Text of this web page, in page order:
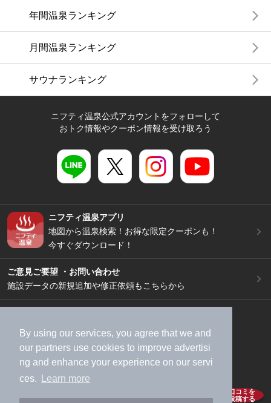
By using our services, you agree that we and
our partners use cookies to improve advertisi
ng and enhance your experience on our servi
ces.
Learn more
口コミを
投稿する
年間温泉ランキング
月間温泉ランキング
サウナランキング
ニフティ温泉公式アカウントをフォローして
おトク情報やクーポン情報を受け取ろう
ニフティ温泉アプリ
地図から温泉検索！お得な限定クーポンも！
今すぐダウンロード！
ご意見ご要望 ・お問い合わせ
施設データの新規追加や修正依頼もこちらから
加盟店募集（資料請求）
広告出稿のご案内
利用規約
ライフスタイルMEMBERS+規約
特定商取引法に基づく表記
ヘルプ
採用情報
運営会社